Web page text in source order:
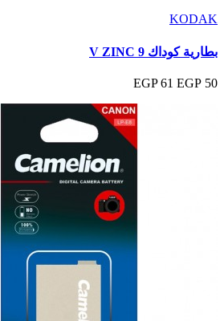
KODAK
بطارية كوداك 9 V ZINC
50 EGP
61 EGP